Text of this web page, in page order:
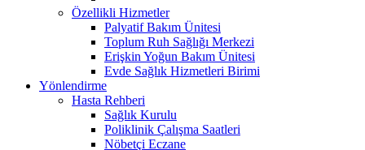
Özellikli Hizmetler
Palyatif Bakım Ünitesi
Toplum Ruh Sağlığı Merkezi
Erişkin Yoğun Bakım Ünitesi
Evde Sağlık Hizmetleri Birimi
Yönlendirme
Hasta Rehberi
Sağlık Kurulu
Poliklinik Çalışma Saatleri
Nöbetçi Eczane